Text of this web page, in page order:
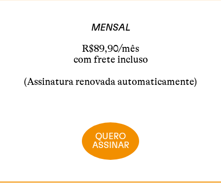
MENSAL
R$89,90/mês
com frete incluso
(Assinatura renovada automaticamente)
QUERO
ASSINAR